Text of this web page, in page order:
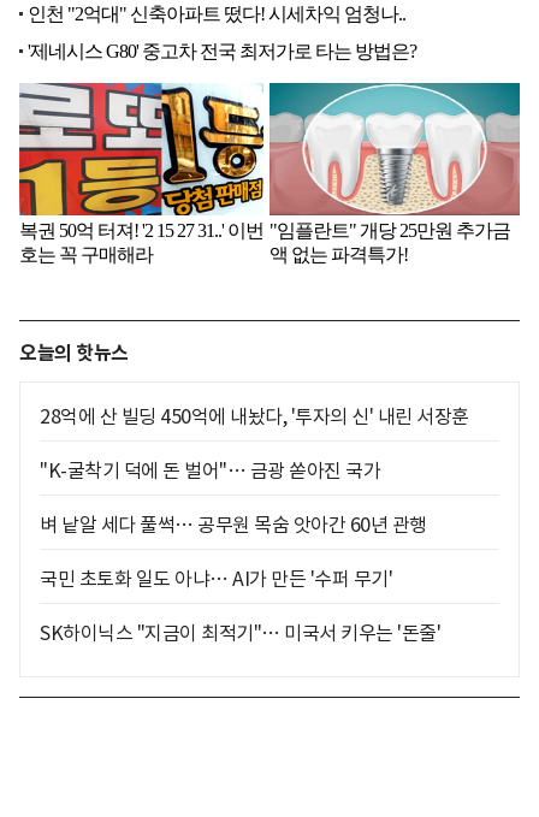
오늘의 핫뉴스
28억에 산 빌딩 450억에 내놨다, '투자의 신' 내린 서장훈
"K-굴착기 덕에 돈 벌어"… 금광 쏟아진 국가
벼 낱알 세다 풀썩… 공무원 목숨 앗아간 60년 관행
국민 초토화 일도 아냐… AI가 만든 '수퍼 무기'
SK하이닉스 "지금이 최적기"… 미국서 키우는 '돈줄'